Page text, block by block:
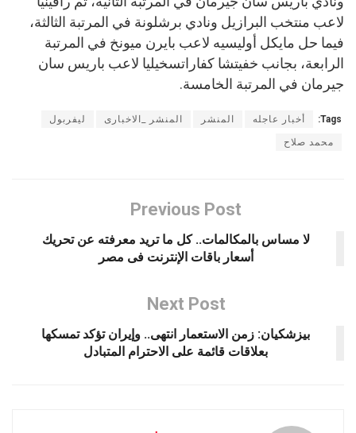
لاعب منتخب البرازيل ونادي برشلونة في المرتبة الثالثة،
فيما حل مايكل أوليسيه لاعب بايرن ميونخ في المرتبة
الرابعة، بجانب خفيتشا كفاراتسخيليا لاعب باريس سان
جيرمان في المرتبة الخامسة.
Tags: أخبار عاجله المنشر المنشر _الاخبارى ليفربول
محمد صلاح
Previous Post
لا مساس بالمكالمات.. كل ما تريد معرفته عن تحريك
أسعار باقات الإنترنت فى مصر
Next Post
بيزشكيان: زمن الاستعمار انتهى.. وإيران تؤكد تمسكها
بعلاقات قائمة على الاحترام المتبادل